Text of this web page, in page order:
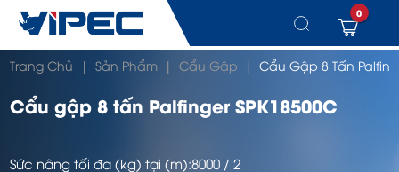
Chuyển
đến
dung
0
Trang Chủ | Sản Phẩm | Cẩu Gập | Cẩu Gập 8 Tấn
Cẩu gập 8 tấn Palfinger SPK18500C
Sức nâng tối đa (kg) tại (m):8000 / 2